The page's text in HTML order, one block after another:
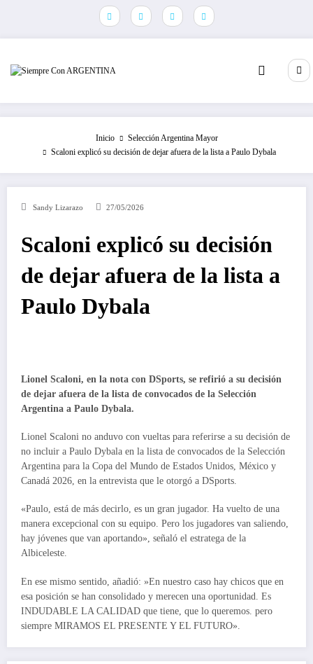
Inicio
Selección Argentina Mayor
Scaloni explicó su decisión de dejar afuera de la lista a Paulo Dybala
Sandy Lizarazo 27/05/2026
Scaloni explicó su decisión
de dejar afuera de la lista a
Paulo Dybala
Lionel Scaloni, en la nota con DSports, se refirió a su decisión
de dejar afuera de la lista de convocados de la Selección
Argentina a Paulo Dybala.
Lionel Scaloni no anduvo con vueltas para referirse a su decisión de
no incluir a Paulo Dybala en la lista de convocados de la Selección
Argentina para la Copa del Mundo de Estados Unidos, México y
Canadá 2026, en la entrevista que le otorgó a DSports.
«Paulo, está de más decirlo, es un gran jugador. Ha vuelto de una
manera excepcional con su equipo. Pero los jugadores van saliendo,
hay jóvenes que van aportando», señaló el estratega de la
Albiceleste.
En ese mismo sentido, añadió: »En nuestro caso hay chicos que en
esa posición se han consolidado y merecen una oportunidad. Es
INDUDABLE LA CALIDAD que tiene, que lo queremos. pero
siempre MIRAMOS EL PRESENTE Y EL FUTURO».